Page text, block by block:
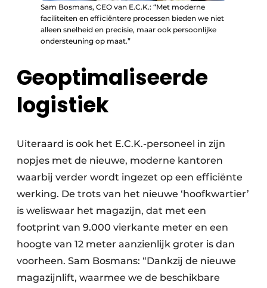
Sam Bosmans, CEO van E.C.K.: “Met moderne
faciliteiten en efficiëntere processen bieden we niet
alleen snelheid en precisie, maar ook persoonlijke
ondersteuning op maat.”
Geoptimaliseerde
logistiek
Uiteraard is ook het E.C.K.-personeel in zijn
nopjes met de nieuwe, moderne kantoren
waarbij verder wordt ingezet op een efficiënte
werking. De trots van het nieuwe ‘hoofkwartier’
is weliswaar het magazijn, dat met een
footprint van 9.000 vierkante meter en een
hoogte van 12 meter aanzienlijk groter is dan
voorheen. Sam Bosmans: “Dankzij de nieuwe
magazijnlift, waarmee we de beschikbare